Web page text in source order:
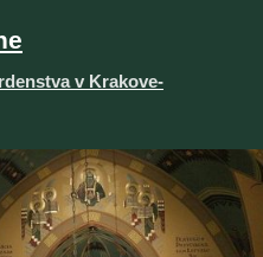
v Krakove-